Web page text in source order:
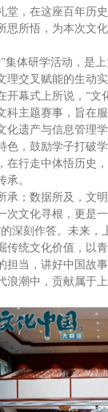
堂，在这座百年历
思所悟，为本次文
集体研学活动，是
理交叉赋能的生动
开幕式上所说，“文
科主题赛事，旨在
化遗产与信息管理
色，鼓励学子打破
在行走中体悟历史
。
承；数据所及，文
次文化寻根，更是
深刻作答。未来，
传统文化价值，以
担当，讲好中国故
浪潮中，贡献属于